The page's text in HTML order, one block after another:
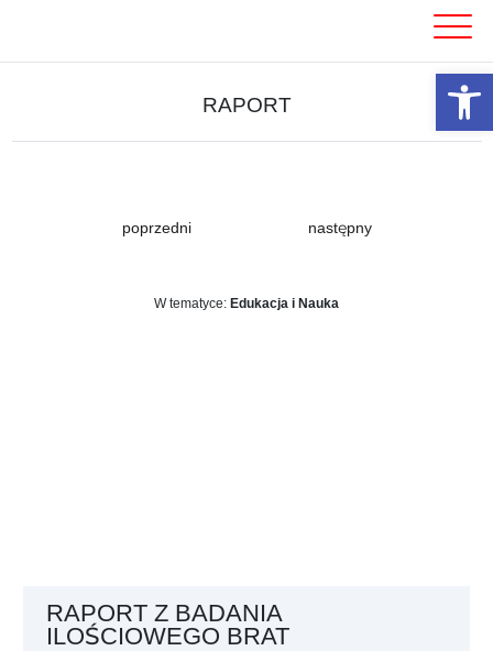
RAPORT
poprzedni następny
W tematyce: Edukacja i Nauka
RAPORT Z BADANIA
ILOŚCIOWEGO BRAT